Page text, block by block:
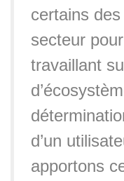
certains
secteur
travaillant
d’un
apportons